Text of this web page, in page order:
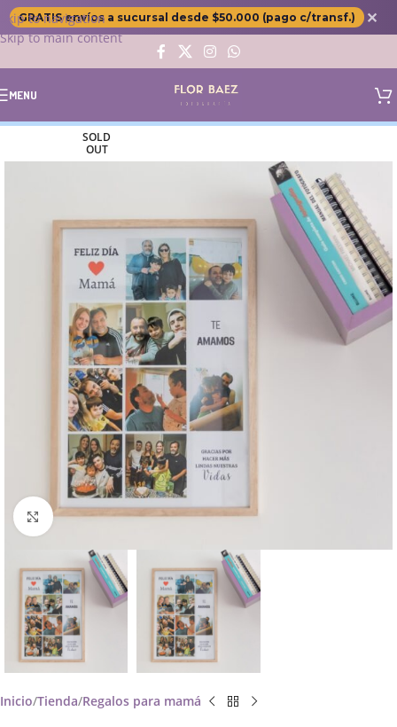
Skip to navigation
Skip to main content
GRATIS envíos a sucursal desde $50.000 (pago c/transf.) ✕
MENU
SOLD
OUT
Click to enlarge
Inicio Tienda Regalos para mamá